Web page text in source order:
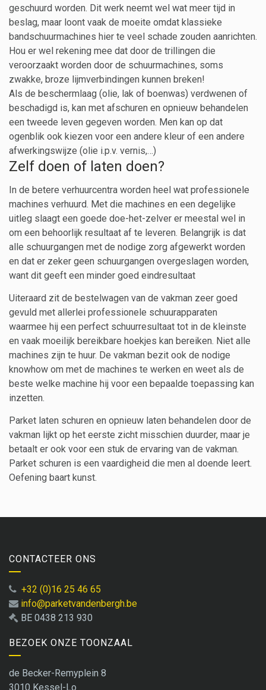
geschuurd worden. Dit werk neemt wel wat meer tijd in
beslag, maar loont vaak de moeite omdat klassieke
bandschuurmachines hier te veel schade zouden aanrichten.
Hou er wel rekening mee dat door de trillingen die
veroorzaakt worden door de schuurmachines, soms
zwakke, broze lijmverbindingen kunnen breken!
Als de beschermlaag (olie, lak of boenwas) verdwenen of
beschadigd is, kan met afschuren en opnieuw behandelen
een tweede leven gegeven worden. Men kan op dat
ogenblik ook kiezen voor een andere kleur of een andere
afwerkingswijze (olie i.p.v. vernis,…)
Zelf doen of laten doen?
In de betere verhuurcentra worden heel wat professionele
machines verhuurd. Met die machines en een degelijke
uitleg slaagt een goede doe-het-zelver er meestal wel in
om een behoorlijk resultaat af te leveren. Belangrijk is dat
alle schuurgangen met de nodige zorg afgewerkt worden
en dat er zeker geen schuurgangen overgeslagen worden,
want dit geeft een minder goed eindresultaat
Uiteraard zit de bestelwagen van de vakman zeer goed
gevuld met allerlei professionele schuurapparaten
waarmee hij een perfect schuurresultaat tot in de kleinste
en vaak moeilijk bereikbare hoekjes kan bereiken. Niet alle
machines zijn te huur. De vakman bezit ook de nodige
knowhow om met de machines te werken en weet als de
beste welke machine hij voor een bepaalde toepassing kan
inzetten.
Parket laten schuren en opnieuw laten behandelen door de
vakman lijkt op het eerste zicht misschien duurder, maar je
betaalt er ook voor een stuk de ervaring van de vakman.
Parket schuren is een vaardigheid die men al doende leert.
Oefening baart kunst.
CONTACTEER ONS
+32 (0)16 25 46 65
info@parketvandenbergh.be
BE 0438 213 930
BEZOEK ONZE TOONZAAL
de Becker-Remyplein 8
3010 Kessel-Lo